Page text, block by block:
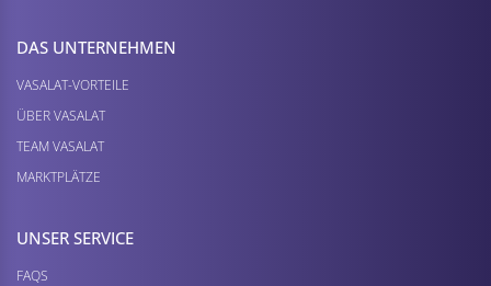
DAS UNTERNEHMEN
VASALAT-VORTEILE
ÜBER VASALAT
TEAM VASALAT
MARKTPLÄTZE
UNSER SERVICE
FAQS